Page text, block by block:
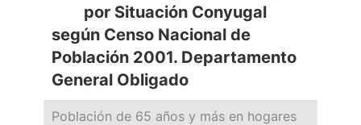
por Situación Conyugal
según Censo Nacional de
Población 2001. Departamento
General Obligado
Población de 65 años y más en hogares